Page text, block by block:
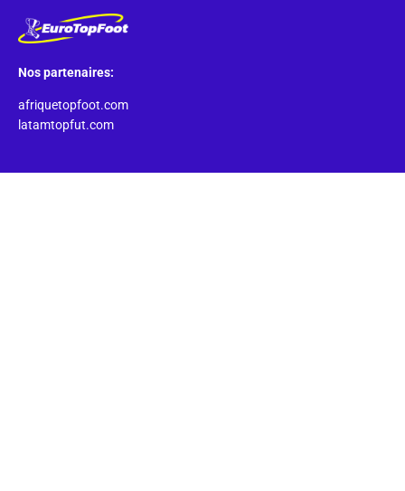
Nos partenaires:
afriquetopfoot.com
latamtopfut.com